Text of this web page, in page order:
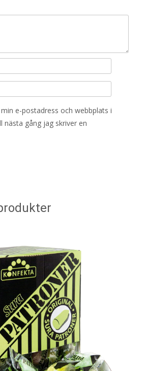
e-postadress och webbplats i
nästa gång jag skriver en